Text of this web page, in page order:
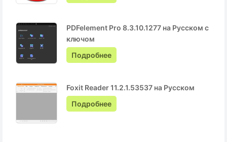
PDFelement Pro 8.3.10.1277 на Русском с
ключом
Подробнее
Foxit Reader 11.2.1.53537 на Русском
Подробнее